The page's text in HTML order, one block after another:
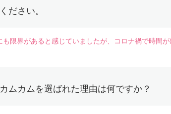
ださい。
限界があると感じていましたが、コロナ禍で時間
ムカムを選ばれた理由は何ですか？